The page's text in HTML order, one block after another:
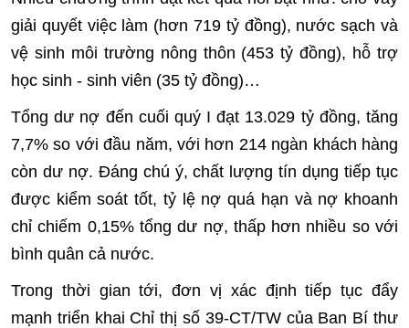
giải quyết việc làm (hơn 719 tỷ đồng), nước sạch và
vệ sinh môi trường nông thôn (453 tỷ đồng), hỗ trợ
học sinh - sinh viên (35 tỷ đồng)…
Tổng dư nợ đến cuối quý I đạt 13.029 tỷ đồng, tăng
7,7% so với đầu năm, với hơn 214 ngàn khách hàng
còn dư nợ. Đáng chú ý, chất lượng tín dụng tiếp tục
được kiểm soát tốt, tỷ lệ nợ quá hạn và nợ khoanh
chỉ chiếm 0,15% tổng dư nợ, thấp hơn nhiều so với
bình quân cả nước.
Trong thời gian tới, đơn vị xác định tiếp tục đẩy
mạnh triển khai Chỉ thị số 39-CT/TW của Ban Bí thư